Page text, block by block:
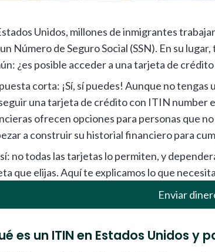
Unidos, millones de inmigrantes
Número de Seguro Social (SSN). En su
¿es posible acceder a una tarjeta de crédito
corta: ¡Sí, sí puedes! Aunque no tengas
una tarjeta de crédito con ITIN number
ofrecen opciones para personas que
a construir su historial financiero para
no todas las tarjetas lo permiten, y
que elijas. Aquí te explicamos lo que
Enviar
es un ITIN en Estados Unidos y